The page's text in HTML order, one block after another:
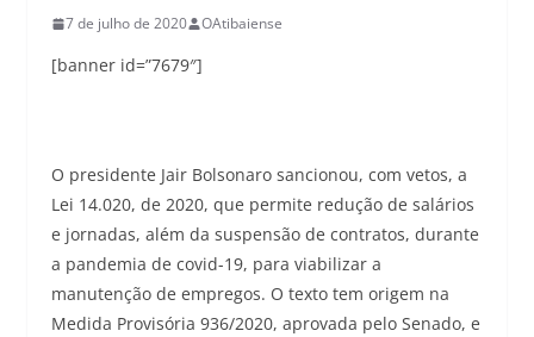
7 de julho de 2020 OAtibaiense
[banner id=”7679″]
O presidente Jair Bolsonaro sancionou, com vetos, a
Lei 14.020, de 2020, que permite redução de salários
e jornadas, além da suspensão de contratos, durante
a pandemia de covid-19, para viabilizar a
manutenção de empregos. O texto tem origem na
Medida Provisória 936/2020, aprovada pelo Senado, e